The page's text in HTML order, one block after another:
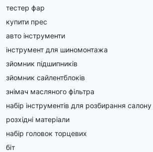
тестер фар
купити прес
авто інструменти
інструмент для шиномонтажа
зйомник підшипників
зйомник сайлентблоків
знімач масляного фільтра
набір інструментів для розбирання
розхідні матеріали
набір головок торцевих
біт